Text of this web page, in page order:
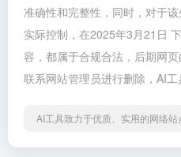
准确性和完整性，同时，对于
实际控制，在2025年3月21日
容，都属于合规合法，后期网
联系网站管理员进行删除，AI工
AI工具致力于优质、实用的网络站